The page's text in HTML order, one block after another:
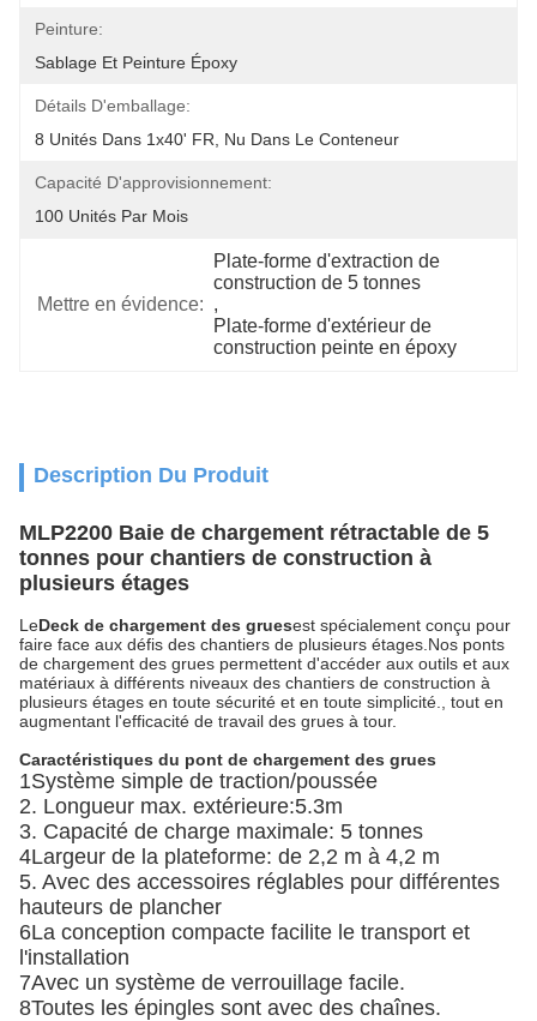
Peinture:
Sablage Et Peinture Époxy
Détails D'emballage:
8 Unités Dans 1x40' FR, Nu Dans Le Conteneur
Capacité D'approvisionnement:
100 Unités Par Mois
Mettre en évidence:
Plate-forme d'extraction de
construction de 5 tonnes
,
Plate-forme d'extérieur de
construction peinte en époxy
Description Du Produit
MLP2200 Baie de chargement rétractable de 5
tonnes pour chantiers de construction à
plusieurs étages
LeDeck de chargement des gruesest spécialement conçu pour
faire face aux défis des chantiers de plusieurs étages.Nos ponts
de chargement des grues permettent d'accéder aux outils et aux
matériaux à différents niveaux des chantiers de construction à
plusieurs étages en toute sécurité et en toute simplicité., tout en
augmentant l'efficacité de travail des grues à tour.
Caractéristiques du pont de chargement des grues
1Système simple de traction/poussée
2. Longueur max. extérieure:5.3m
3. Capacité de charge maximale: 5 tonnes
4Largeur de la plateforme: de 2,2 m à 4,2 m
5. Avec des accessoires réglables pour différentes
hauteurs de plancher
6La conception compacte facilite le transport et
l'installation
7Avec un système de verrouillage facile.
8Toutes les épingles sont avec des chaînes.